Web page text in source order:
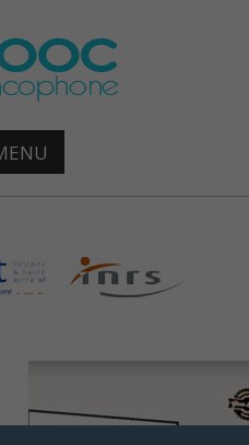
de-la-